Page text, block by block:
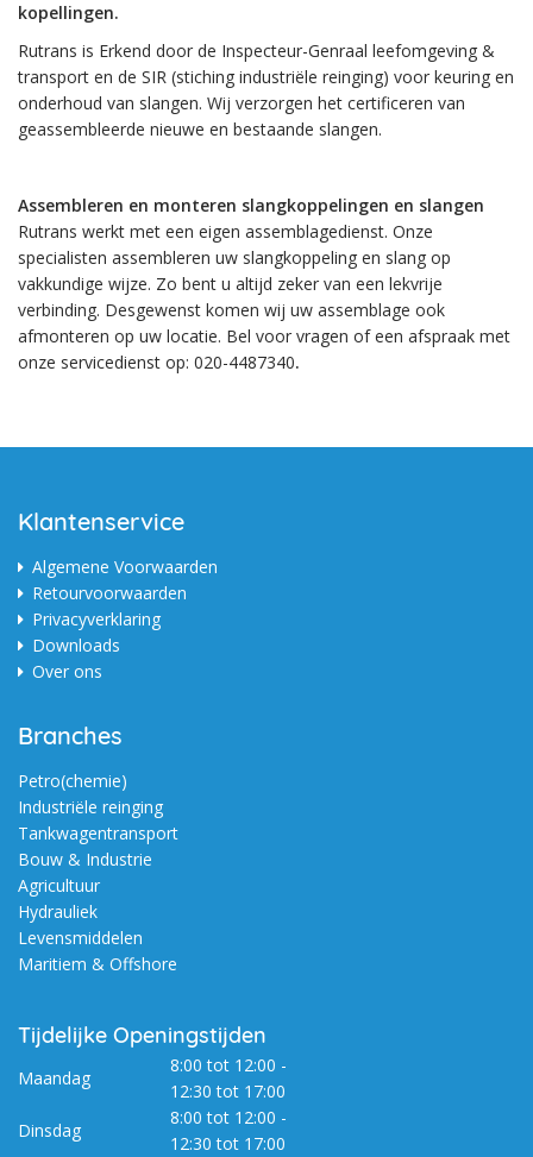
kopellingen.
Rutrans is Erkend door de Inspecteur-Genraal leefomgeving &
transport en de SIR (stiching industriële reinging) voor keuring en
onderhoud van slangen. Wij verzorgen het certificeren van
geassembleerde nieuwe en bestaande slangen.
Assembleren en monteren slangkoppelingen en slangen
Rutrans werkt met een eigen assemblagedienst. Onze
specialisten assembleren uw slangkoppeling en slang op
vakkundige wijze. Zo bent u altijd zeker van een lekvrije
verbinding. Desgewenst komen wij uw assemblage ook
afmonteren op uw locatie. Bel voor vragen of een afspraak met
onze servicedienst op: 020-4487340.
Klantenservice
Algemene Voorwaarden
Retourvoorwaarden
Privacyverklaring
Downloads
Over ons
Branches
Petro(chemie)
Industriële reinging
Tankwagentransport
Bouw & Industrie
Agricultuur
Hydrauliek
Levensmiddelen
Maritiem & Offshore
Tijdelijke Openingstijden
Maandag
8:00 tot 12:00 -
12:30 tot 17:00
Dinsdag
8:00 tot 12:00 -
12:30 tot 17:00